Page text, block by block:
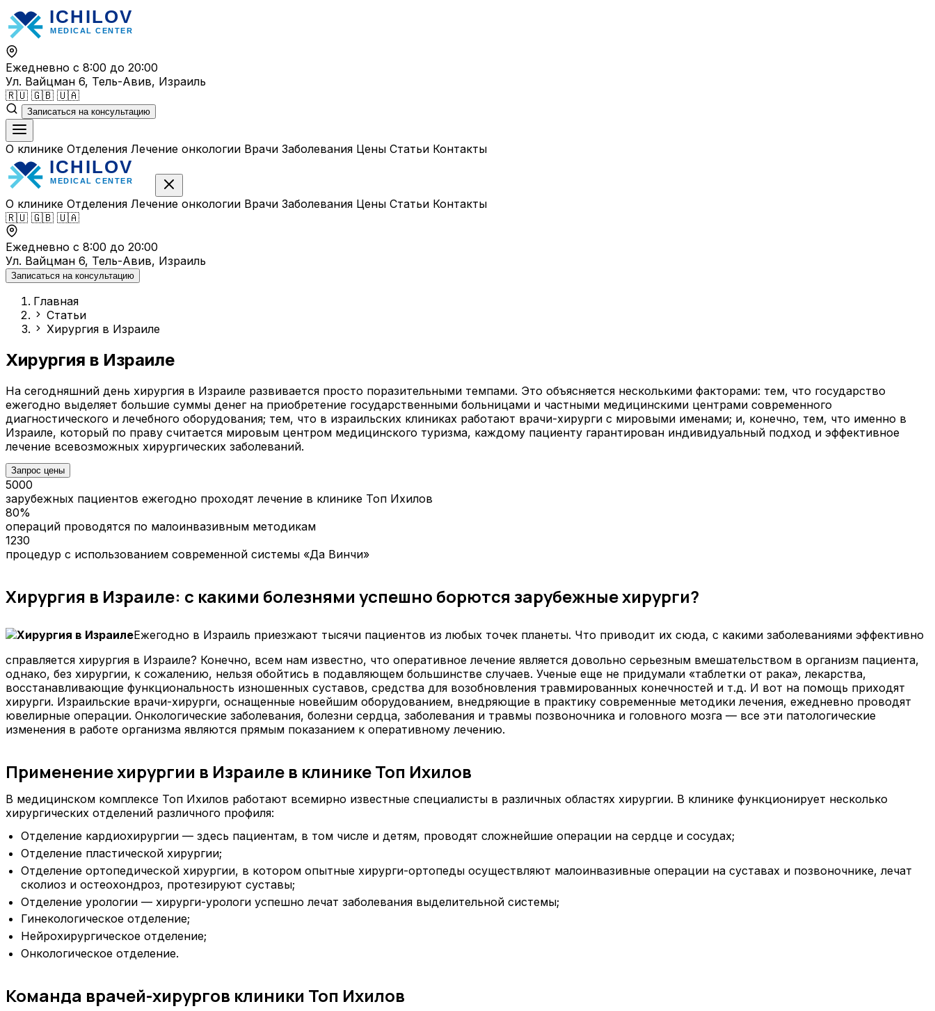
Перейти
к
содержимому
Ежедневно с 8:00 до 20:00
Ул. Вайцман 6, Тель-Авив, Израиль
🇷🇺 🇬🇧 🇺🇦
Записаться на консультацию
О клинике Отделения Лечение онкологии Врачи Заболевания Цены Статьи Контакты
О клинике Отделения Лечение онкологии Врачи Заболевания Цены Статьи Контакты
🇷🇺 🇬🇧 🇺🇦
Ежедневно с 8:00 до 20:00
Ул. Вайцман 6, Тель-Авив, Израиль
Записаться на консультацию
Главная
Статьи
Хирургия в Израиле
Хирургия в Израиле
На сегодняшний день хирургия в Израиле развивается просто поразительными темпами. Это объясняется несколькими факторами: тем, что государство
ежегодно выделяет большие суммы денег на приобретение государственными больницами и частными медицинскими центрами современного
диагностического и лечебного оборудования; тем, что в израильских клиниках работают врачи-хирурги с мировыми именами; и, конечно, тем, что именно в
Израиле, который по праву считается мировым центром медицинского туризма, каждому пациенту гарантирован индивидуальный подход и эффективное
лечение всевозможных хирургических заболеваний.
Запрос цены
5000
зарубежных пациентов ежегодно проходят лечение в клинике Топ Ихилов
80%
операций проводятся по малоинвазивным методикам
1230
процедур с использованием современной системы «Да Винчи»
Хирургия в Израиле: с какими болезнями успешно борются зарубежные хирурги?
Ежегодно в Израиль приезжают тысячи пациентов из любых точек планеты. Что приводит их сюда, с какими заболеваниями эффективно
справляется хирургия в Израиле? Конечно, всем нам известно, что оперативное лечение является довольно серьезным вмешательством в организм пациента,
однако, без хирургии, к сожалению, нельзя обойтись в подавляющем большинстве случаев. Ученые еще не придумали «таблетки от рака», лекарства,
восстанавливающие функциональность изношенных суставов, средства для возобновления травмированных конечностей и т.д. И вот на помощь приходят
хирурги. Израильские врачи-хирурги, оснащенные новейшим оборудованием, внедряющие в практику современные методики лечения, ежедневно проводят
ювелирные операции. Онкологические заболевания, болезни сердца, заболевания и травмы позвоночника и головного мозга — все эти патологические
изменения в работе организма являются прямым показанием к оперативному лечению.
Применение хирургии в Израиле в клинике Топ Ихилов
В медицинском комплексе Топ Ихилов работают всемирно известные специалисты в различных областях хирургии. В клинике функционирует несколько
хирургических отделений различного профиля:
Отделение кардиохирургии — здесь пациентам, в том числе и детям, проводят сложнейшие операции на сердце и сосудах;
Отделение пластической хирургии;
Отделение ортопедической хирургии, в котором опытные хирурги-ортопеды осуществляют малоинвазивные операции на суставах и позвоночнике, лечат
сколиоз и остеохондроз, протезируют суставы;
Отделение урологии — хирурги-урологи успешно лечат заболевания выделительной системы;
Гинекологическое отделение;
Нейрохирургическое отделение;
Онкологическое отделение.
Команда врачей-хирургов клиники Топ Ихилов